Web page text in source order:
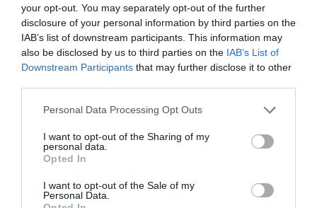
your opt-out. You may separately opt-out of the further
disclosure of your personal information by third parties on the
IAB’s list of downstream participants. This information may
also be disclosed by us to third parties on the IAB’s List of
Downstream Participants that may further disclose it to other
Please note that this website/app uses one or more Google
not limited to your visit or usage behaviour. You may click to
grant or deny consent to Google and its third-party tags to
use your data for below specified purposes in below Google
consent section.
Personal Data Processing Opt Outs
I want to opt-out of the Sharing of my
personal data.
Opted In
I want to opt-out of the Sale of my
Personal Data.
Bencsik László elmondta: emellett elindították a Touch Bank
elnevezésű teljesen digitális, online bankjukat Oroszországban,
amellyel egy nyereséges, alacsony működési költségű üzleti
modellt akarnak meghonosítani az orosz bankpiacon.
A vezérigazgató-helyettes elmondta: az OTP Bank menedzsmentje
következő évekre most az várják, hogy 2017-re a hitelintézet 16-19
illetve az optimista forgatókönyvek alapján.
Bencsik László egy kérdésre válaszolva bejelentette: az OTP már
nevezetesen hogy a Quaestor-botrány fiktív kötvénytulajdonosait
is kártalanítsák. A bank azt tervezi, hogy az Alkotmánybírósághoz